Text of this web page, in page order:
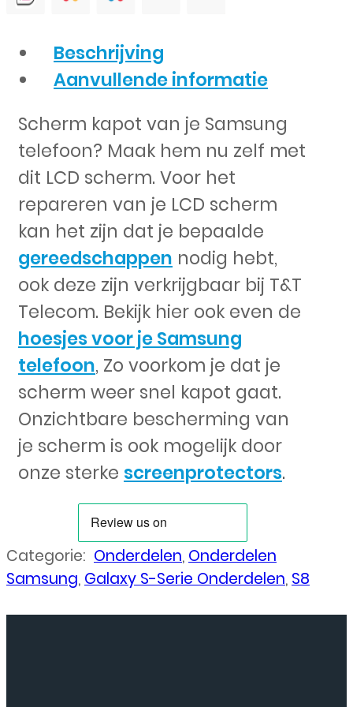
Beschrijving
Aanvullende informatie
Scherm kapot van je Samsung
telefoon? Maak hem nu zelf met
dit LCD scherm. Voor het
repareren van je LCD scherm
kan het zijn dat je bepaalde
gereedschappen nodig hebt,
ook deze zijn verkrijgbaar bij T&T
Telecom. Bekijk hier ook even de
hoesjes voor je Samsung
telefoon, Zo voorkom je dat je
scherm weer snel kapot gaat.
Onzichtbare bescherming van
je scherm is ook mogelijk door
onze sterke screenprotectors.
Categorie: Onderdelen,Onderdelen
Samsung,Galaxy S-Serie Onderdelen,S8